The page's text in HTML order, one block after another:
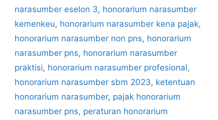
narasumber eselon 3, honorarium narasumber
kemenkeu, honorarium narasumber kena pajak,
honorarium narasumber non pns, honorarium
narasumber pns, honorarium narasumber
praktisi, honorarium narasumber profesional,
honorarium narasumber sbm 2023, ketentuan
honorarium narasumber, pajak honorarium
narasumber pns, peraturan honorarium